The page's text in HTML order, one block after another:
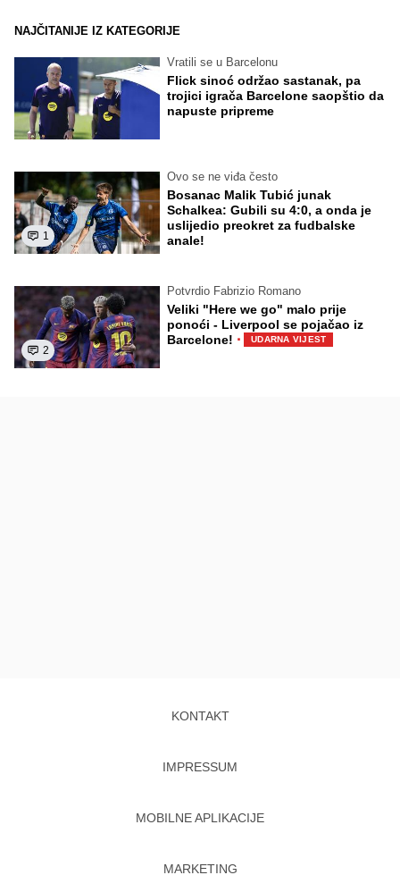
NAJČITANIJE IZ KATEGORIJE
Vratili se u Barcelonu
Flick sinoć održao sastanak, pa
trojici igrača Barcelone saopštio da
napuste pripreme
1
Ovo se ne viđa često
Bosanac Malik Tubić junak
Schalkea: Gubili su 4:0, a onda je
uslijedio preokret za fudbalske
anale!
2
Potvrdio Fabrizio Romano
Veliki "Here we go" malo prije
ponoći - Liverpool se pojačao iz
Barcelone! · UDARNA VIJEST
KONTAKT
IMPRESSUM
MOBILNE APLIKACIJE
MARKETING